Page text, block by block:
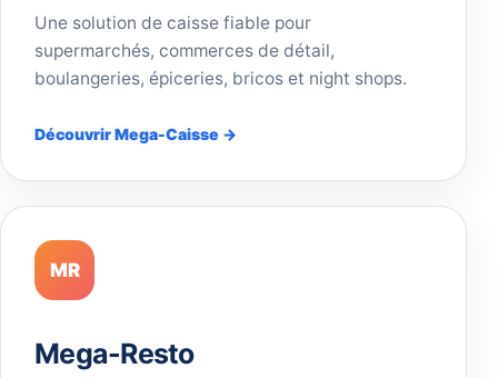
Une solution de caisse fiable pour
supermarchés, commerces de détail,
boulangeries, épiceries, bricos et night shops.
Découvrir Mega-Caisse →
MR
Mega-Resto